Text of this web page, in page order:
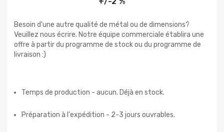
Besoin d'une autre qualité de métal ou de dimensions?
Veuillez nous écrire. Notre équipe commerciale établira une
offre à partir du programme de stock ou du programme de
livraison :)
Temps de production - aucun. Déjà en stock.
Préparation à l'expédition - 2-3 jours ouvrables.